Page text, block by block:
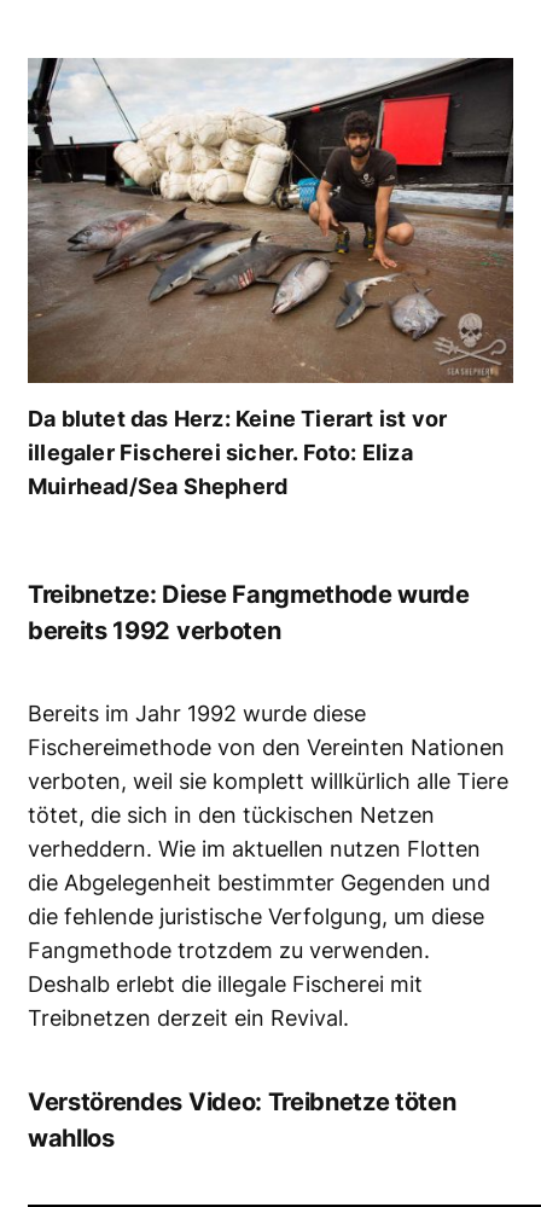
Da blutet das Herz: Keine Tierart ist vor
illegaler Fischerei sicher. Foto: Eliza
Muirhead/Sea Shepherd
Treibnetze: Diese Fangmethode wurde
bereits 1992 verboten
Bereits im Jahr 1992 wurde diese
Fischereimethode von den Vereinten Nationen
verboten, weil sie komplett willkürlich alle Tiere
tötet, die sich in den tückischen Netzen
verheddern. Wie im aktuellen nutzen Flotten
die Abgelegenheit bestimmter Gegenden und
die fehlende juristische Verfolgung, um diese
Fangmethode trotzdem zu verwenden.
Deshalb erlebt die illegale Fischerei mit
Treibnetzen derzeit ein Revival.
Verstörendes Video: Treibnetze töten
wahllos